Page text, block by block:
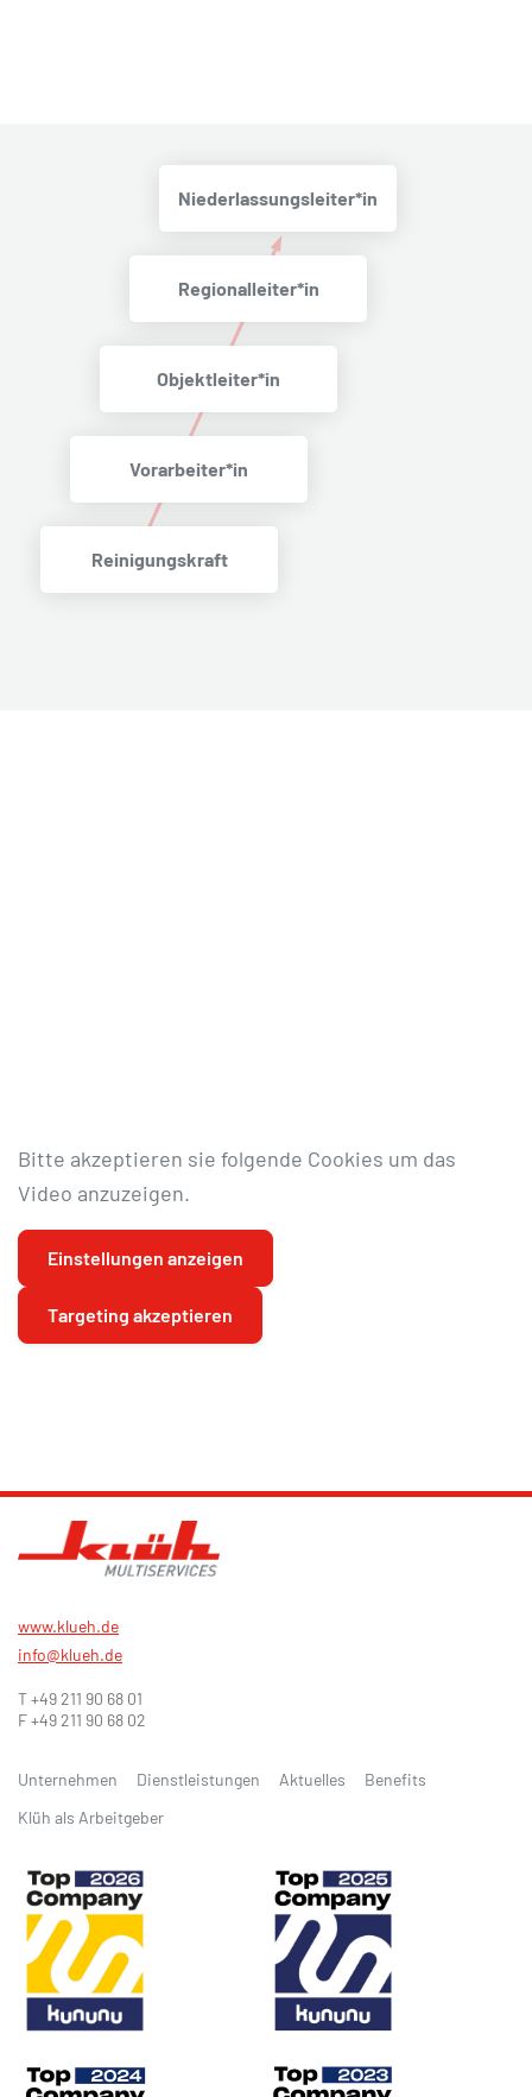
Reinigungskraft
Vorarbeiter*in
Objektleiter*in
Regionalleiter*in
Niederlassungsleiter*in
Bitte akzeptieren sie folgende Cookies um das
Video anzuzeigen.
Einstellungen anzeigen
Targeting akzeptieren
Unternehmen Dienstleistungen Aktuelles
Benefits
Klüh als Arbeitgeber
www.klueh.de
info@klueh.de
T +49 211 90 68 01
F +49 211 90 68 02